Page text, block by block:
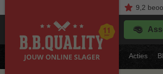
9,2
Acties